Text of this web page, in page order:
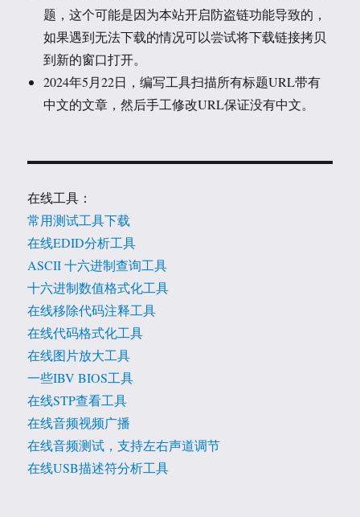
题，这个可能是因为本站开启防盗链功能导致的，
如果遇到无法下载的情况可以尝试将下载链接拷贝
到新的窗口打开。
2024年5月22日，编写工具扫描所有标题URL带有
中文的文章，然后手工修改URL保证没有中文。
在线工具：
常用测试工具下载
在线EDID分析工具
ASCII 十六进制查询工具
十六进制数值格式化工具
在线移除代码注释工具
在线代码格式化工具
在线图片放大工具
一些IBV BIOS工具
在线STP查看工具
在线音频视频广播
在线音频测试，支持左右声道调节
在线USB描述符分析工具